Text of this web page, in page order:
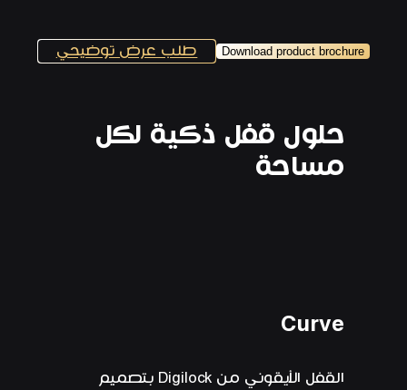
Download product brochure طلب عرض توضيحي
حلول قفل ذكية لكل
مساحة
Curve
القفل الأيقوني من Digilock بتصميم